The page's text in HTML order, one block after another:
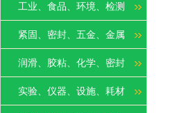
工业、食品、环境、检测
紧固、密封、五金、金属
润滑、胶粘、化学、密封
实验、仪器、设施、耗材